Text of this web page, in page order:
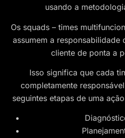
usando a
Os squads – times
assumem a responsabilidade
cliente de ponta a
Isso significa que cada
completamente
seguintes etapas de uma